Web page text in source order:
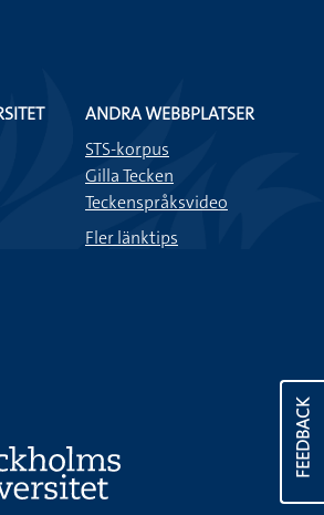
FEEDBACK
ANDRA WEBBPLATSER
STS-korpus
Gilla Tecken
Teckenspråksvideo
Fler länktips